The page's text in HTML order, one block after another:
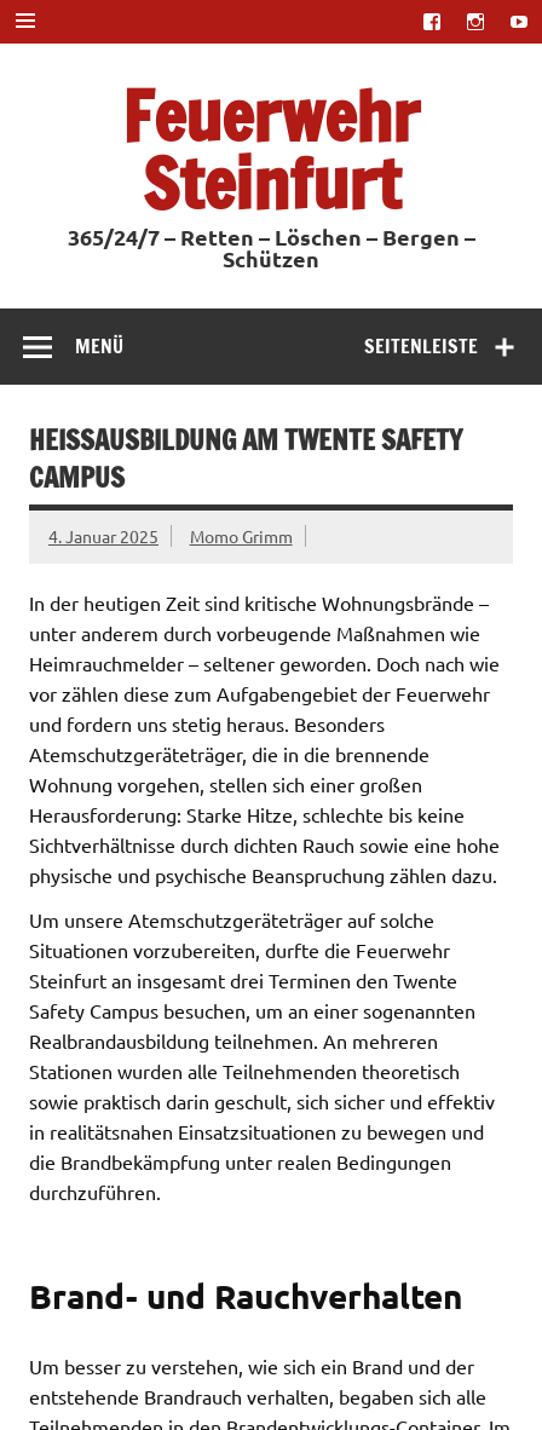
Zum
Inhalt
springen
Feuerwehr
Steinfurt
365/24/7 – Retten – Löschen – Bergen –
Schützen
SEITENLEISTE
MENÜ
HEISSAUSBILDUNG AM TWENTE SAFETY C
AMPUS
4. Januar 2025 Momo Grimm
In der heutigen Zeit sind kritische Wohnungsbrände –
unter anderem durch vorbeugende Maßnahmen wie
Heimrauchmelder – seltener geworden. Doch nach wie
vor zählen diese zum Aufgabengebiet der Feuerwehr
und fordern uns stetig heraus. Besonders
Atemschutzgeräteträger, die in die brennende
Wohnung vorgehen, stellen sich einer großen
Herausforderung: Starke Hitze, schlechte bis keine
Sichtverhältnisse durch dichten Rauch sowie eine hohe
physische und psychische Beanspruchung zählen dazu.
Um unsere Atemschutzgeräteträger auf solche
Situationen vorzubereiten, durfte die Feuerwehr
Steinfurt an insgesamt drei Terminen den Twente
Safety Campus besuchen, um an einer sogenannten
Realbrandausbildung teilnehmen. An mehreren
Stationen wurden alle Teilnehmenden theoretisch
sowie praktisch darin geschult, sich sicher und effektiv
in realitätsnahen Einsatzsituationen zu bewegen und
die Brandbekämpfung unter realen Bedingungen
durchzuführen.
Brand- und Rauchverhalten
Um besser zu verstehen, wie sich ein Brand und der
entstehende Brandrauch verhalten, begaben sich alle